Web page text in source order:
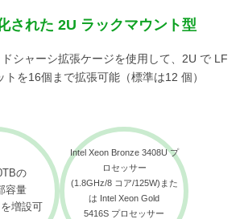
された 2U ラックマウント型
シャーシ拡張ケージを使用して、2U で LF
トを16個まで拡張可能（標準は12 個）
の
容量
増設可
Intel Xeon Bronze 3408U プ
ロセッサー
(1.8GHz/8 コア/125W)また
は Intel Xeon Gold
5416S プロセッサー